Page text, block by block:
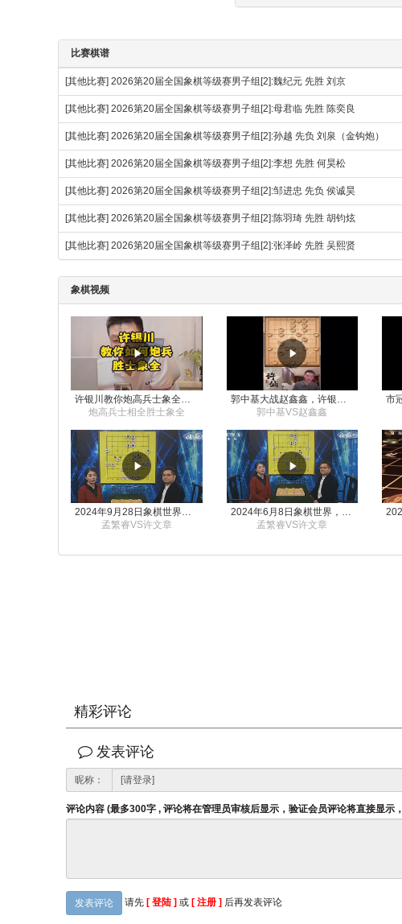
比赛棋谱
[其他比赛] 2026第20届全国象棋等级赛男子组[2]:魏纪元 先胜 刘京
[其他比赛] 2026第20届全国象棋等级赛男子组[2]:母君临 先胜 陈奕良
[其他比赛] 2026第20届全国象棋等级赛男子组[2]:孙越 先负 刘泉（金钩炮）
[其他比赛] 2026第20届全国象棋等级赛男子组[2]:李想 先胜 何昊松
[其他比赛] 2026第20届全国象棋等级赛男子组[2]:邹进忠 先负 侯诚昊
[其他比赛] 2026第20届全国象棋等级赛男子组[2]:陈羽琦 先胜 胡钧炫
[其他比赛] 2026第20届全国象棋等级赛男子组[2]:张泽岭 先胜 吴熙贤
象棋视频
炮高兵士相全胜士象全
郭中基VS赵鑫鑫
2024年9月28日象棋世界栏目，刘君、蒋川讲解了第九届杨官璘杯象棋公开赛孟繁睿与许文章的对局
孟繁睿VS许文章
2024年6月8日象棋世界，刘君、蒋川讲解了第九届杨官璘杯全国象棋公开赛孟繁睿与许文章的对局
孟繁睿VS许文章
精彩评论
发表评论
昵称：
评论内容 (最多300字 , 评论将在管理员审核后显示，验证会员评论将直接显示，
发表评论 请先 [ 登陆 ] 或 [ 注册 ] 后再发表评论